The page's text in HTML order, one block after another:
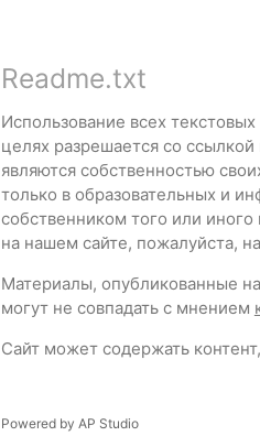
Readme.txt
Использование всех
целях разрешается со ссылкой
являются собственностью
только в образовательных и
собственником того или
на нашем сайте, пожалуйста,
Материалы, опубликованные
могут не совпадать с мнением
Сайт может содержать
Powered by AP Studio